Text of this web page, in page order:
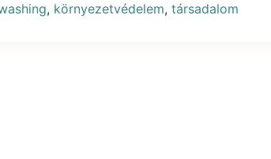
, környezetvédelem, társadalom